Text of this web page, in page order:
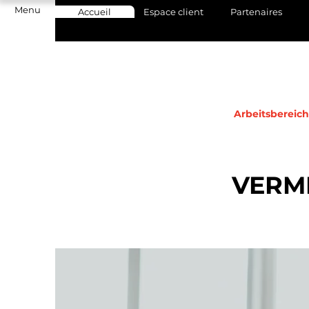
Menu Accueil Espace client Partenaires